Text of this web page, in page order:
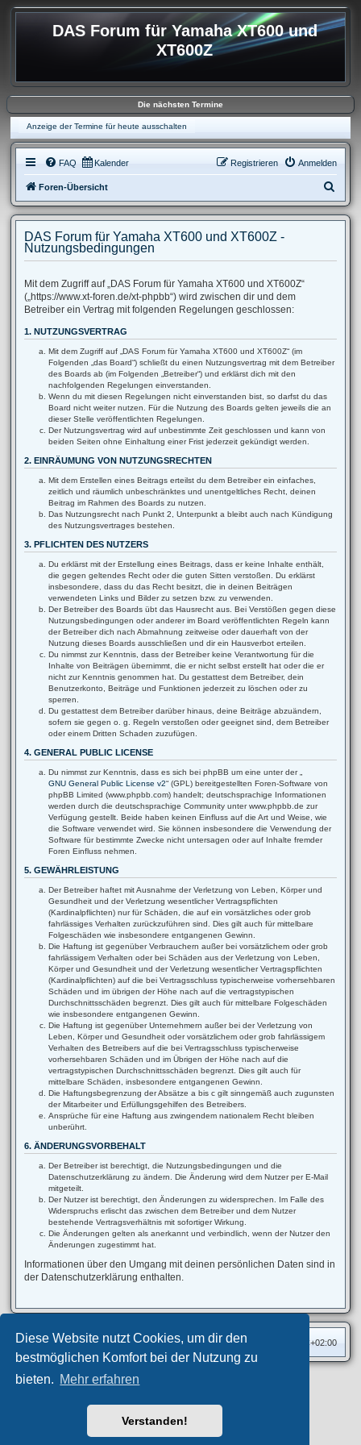
Diese Website nutzt Cookies, um dir den
bestmöglichen Komfort bei der Nutzung zu
bieten. Mehr erfahren
Verstanden!
DAS Forum für Yamaha XT600 und
XT600Z
Die nächsten Termine
Anzeige der Termine für heute ausschalten
FAQ Kalender Anmelden
Registrieren
Foren-Übersicht
u
e
DAS Forum für Yamaha XT600 und XT600Z -
Nutzungsbedingungen
Mit dem Zugriff auf „DAS Forum für Yamaha XT600 und XT600Z“
(„https://www.xt-foren.de/xt-phpbb“) wird zwischen dir und dem
Betreiber ein Vertrag mit folgenden Regelungen geschlossen:
1. NUTZUNGSVERTRAG
Mit dem Zugriff auf „DAS Forum für Yamaha XT600 und XT600Z“ (im
Folgenden „das Board“) schließt du einen Nutzungsvertrag mit dem Betreiber
des Boards ab (im Folgenden „Betreiber“) und erklärst dich mit den
nachfolgenden Regelungen einverstanden.
Wenn du mit diesen Regelungen nicht einverstanden bist, so darfst du das
Board nicht weiter nutzen. Für die Nutzung des Boards gelten jeweils die an
dieser Stelle veröffentlichten Regelungen.
Der Nutzungsvertrag wird auf unbestimmte Zeit geschlossen und kann von
beiden Seiten ohne Einhaltung einer Frist jederzeit gekündigt werden.
2. EINRÄUMUNG VON NUTZUNGSRECHTEN
Mit dem Erstellen eines Beitrags erteilst du dem Betreiber ein einfaches,
zeitlich und räumlich unbeschränktes und unentgeltliches Recht, deinen
Beitrag im Rahmen des Boards zu nutzen.
Das Nutzungsrecht nach Punkt 2, Unterpunkt a bleibt auch nach Kündigung
des Nutzungsvertrages bestehen.
3. PFLICHTEN DES NUTZERS
Du erklärst mit der Erstellung eines Beitrags, dass er keine Inhalte enthält,
die gegen geltendes Recht oder die guten Sitten verstoßen. Du erklärst
insbesondere, dass du das Recht besitzt, die in deinen Beiträgen
verwendeten Links und Bilder zu setzen bzw. zu verwenden.
Der Betreiber des Boards übt das Hausrecht aus. Bei Verstößen gegen diese
Nutzungsbedingungen oder anderer im Board veröffentlichten Regeln kann
der Betreiber dich nach Abmahnung zeitweise oder dauerhaft von der
Nutzung dieses Boards ausschließen und dir ein Hausverbot erteilen.
Du nimmst zur Kenntnis, dass der Betreiber keine Verantwortung für die
Inhalte von Beiträgen übernimmt, die er nicht selbst erstellt hat oder die er
nicht zur Kenntnis genommen hat. Du gestattest dem Betreiber, dein
Benutzerkonto, Beiträge und Funktionen jederzeit zu löschen oder zu
sperren.
Du gestattest dem Betreiber darüber hinaus, deine Beiträge abzuändern,
sofern sie gegen o. g. Regeln verstoßen oder geeignet sind, dem Betreiber
oder einem Dritten Schaden zuzufügen.
4. GENERAL PUBLIC LICENSE
Du nimmst zur Kenntnis, dass es sich bei phpBB um eine unter der „
GNU General Public License v2“ (GPL) bereitgestellten Foren-Software von
phpBB Limited (www.phpbb.com) handelt; deutschsprachige Informationen
werden durch die deutschsprachige Community unter www.phpbb.de zur
Verfügung gestellt. Beide haben keinen Einfluss auf die Art und Weise, wie
die Software verwendet wird. Sie können insbesondere die Verwendung der
Software für bestimmte Zwecke nicht untersagen oder auf Inhalte fremder
Foren Einfluss nehmen.
5. GEWÄHRLEISTUNG
Der Betreiber haftet mit Ausnahme der Verletzung von Leben, Körper und
Gesundheit und der Verletzung wesentlicher Vertragspflichten
(Kardinalpflichten) nur für Schäden, die auf ein vorsätzliches oder grob
fahrlässiges Verhalten zurückzuführen sind. Dies gilt auch für mittelbare
Folgeschäden wie insbesondere entgangenen Gewinn.
Die Haftung ist gegenüber Verbrauchern außer bei vorsätzlichem oder grob
fahrlässigem Verhalten oder bei Schäden aus der Verletzung von Leben,
Körper und Gesundheit und der Verletzung wesentlicher Vertragspflichten
(Kardinalpflichten) auf die bei Vertragsschluss typischerweise vorhersehbaren
Schäden und im übrigen der Höhe nach auf die vertragstypischen
Durchschnittsschäden begrenzt. Dies gilt auch für mittelbare Folgeschäden
wie insbesondere entgangenen Gewinn.
Die Haftung ist gegenüber Unternehmern außer bei der Verletzung von
Leben, Körper und Gesundheit oder vorsätzlichem oder grob fahrlässigem
Verhalten des Betreibers auf die bei Vertragsschluss typischerweise
vorhersehbaren Schäden und im Übrigen der Höhe nach auf die
vertragstypischen Durchschnittsschäden begrenzt. Dies gilt auch für
mittelbare Schäden, insbesondere entgangenen Gewinn.
Die Haftungsbegrenzung der Absätze a bis c gilt sinngemäß auch zugunsten
der Mitarbeiter und Erfüllungsgehilfen des Betreibers.
Ansprüche für eine Haftung aus zwingendem nationalem Recht bleiben
unberührt.
6. ÄNDERUNGSVORBEHALT
Der Betreiber ist berechtigt, die Nutzungsbedingungen und die
Datenschutzerklärung zu ändern. Die Änderung wird dem Nutzer per E-Mail
mitgeteilt.
Der Nutzer ist berechtigt, den Änderungen zu widersprechen. Im Falle des
Widerspruchs erlischt das zwischen dem Betreiber und dem Nutzer
bestehende Vertragsverhältnis mit sofortiger Wirkung.
Die Änderungen gelten als anerkannt und verbindlich, wenn der Nutzer den
Änderungen zugestimmt hat.
Informationen über den Umgang mit deinen persönlichen Daten sind in
der Datenschutzerklärung enthalten.
Foren-Übersicht Alle Zeiten sind UTC+02:00
Privates Forum ©